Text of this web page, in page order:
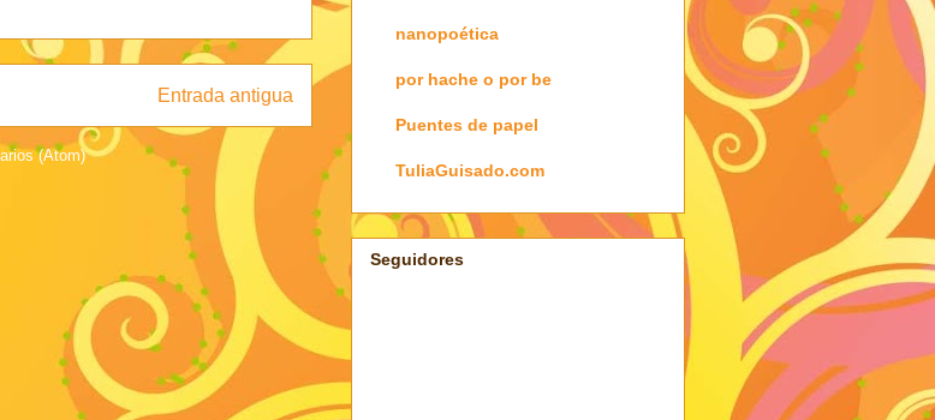
Entrada antigua
(Atom)
nanopoética
por hache o por be
Puentes de papel
TuliaGuisado.com
Seguidores